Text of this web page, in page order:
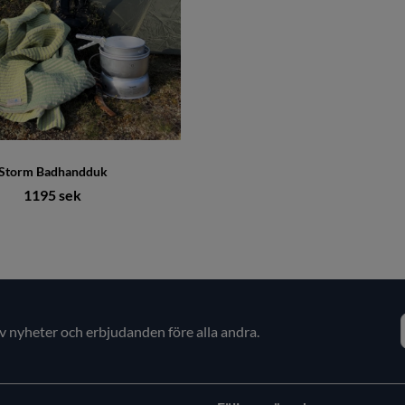
Badhandduk
1195 sek
nyheter och erbjudanden före alla andra.